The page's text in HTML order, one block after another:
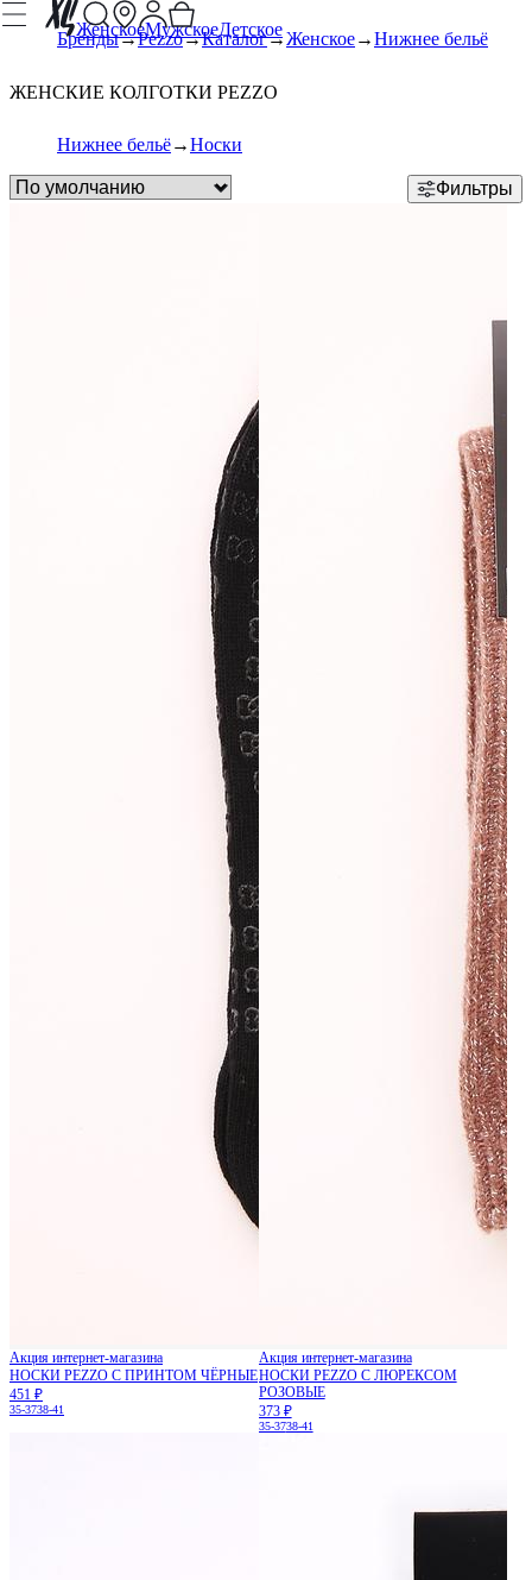
ЖенскоеМужскоеДетское
Бренды Pezzo Каталог Женское Нижнее бельё
ЖЕНСКИЕ КОЛГОТКИ PEZZO
Нижнее бельё Носки
Фильтры
Акция интернет-магазина
НОСКИ PEZZO С ПРИНТОМ ЧЁРНЫЕ
451 ₽
35-3738-41
Акция интернет-магазина
НОСКИ PEZZO С ЛЮРЕКСОМ
РОЗОВЫЕ
373 ₽
35-3738-41